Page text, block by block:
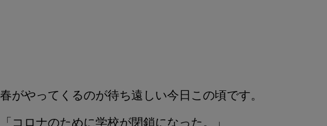
春がやってくるのが待ち遠しい今日この頃です。
「コロナのために学校が閉鎖になった。」